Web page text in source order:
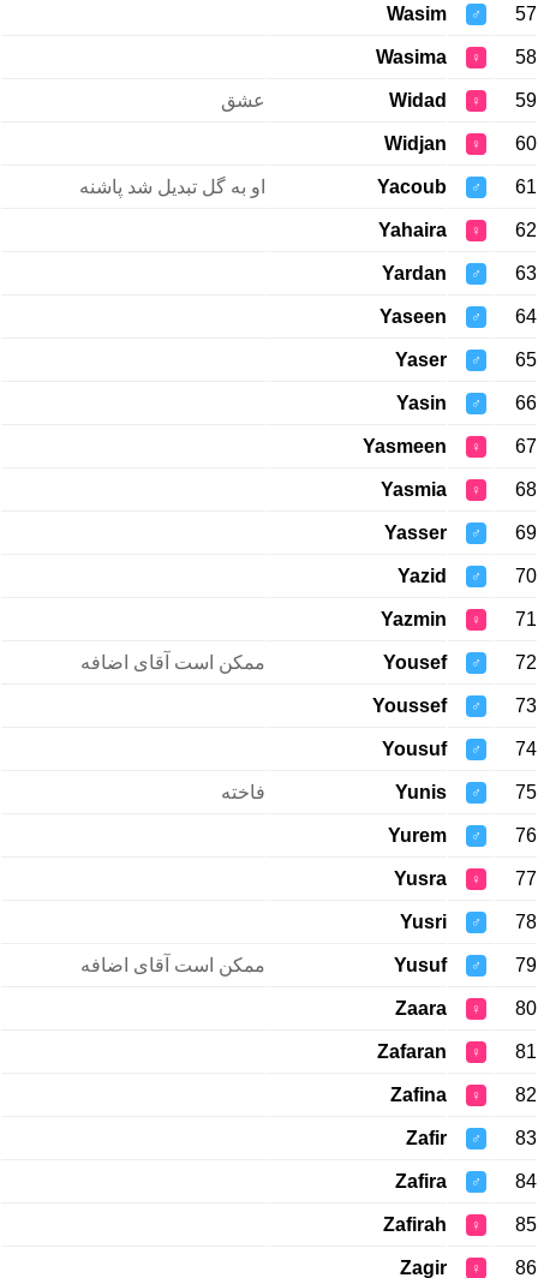
57
♂
Wasim
58
♀
Wasima
59
♀
Widad عشق
60
♀
Widjan
61
♂
Yacoub او به گل تبدیل شد پاشنه
62
♀
Yahaira
63
♂
Yardan
64
♂
Yaseen
65
♂
Yaser
66
♂
Yasin
67
♀
Yasmeen
68
♀
Yasmia
69
♂
Yasser
70
♂
Yazid
71
♀
Yazmin
72
♂
Yousef ممکن است آقای اضافه
73
♂
Youssef
74
♂
Yousuf
75
♂
Yunis فاخته
76
♂
Yurem
77
♀
Yusra
78
♂
Yusri
79
♂
Yusuf ممکن است آقای اضافه
80
♀
Zaara
81
♀
Zafaran
82
♀
Zafina
83
♂
Zafir
84
♂
Zafira
85
♀
Zafirah
86
♀
Zagir